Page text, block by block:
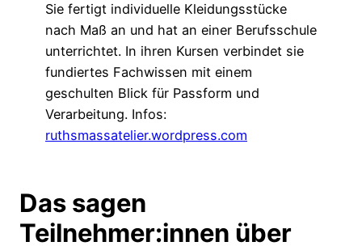
Sie fertigt individuelle Kleidungsstücke
nach Maß an und hat an einer Berufsschule
unterrichtet. In ihren Kursen verbindet sie
fundiertes Fachwissen mit einem
geschulten Blick für Passform und
Verarbeitung. Infos:
ruthsmassatelier.wordpress.com
Das sagen
Teilnehmer:innen über